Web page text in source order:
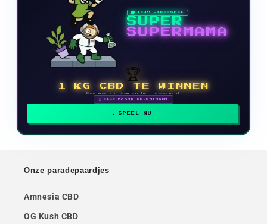
NIEUW VIDEOSPEL
SUPER
SUPERMAMA
🏆
1 KG CBD TE WINNEN
Doe mee en klim in het klassement
🗓 ELKE MAAND BELONINGEN
SPEEL NU
Onze paradepaardjes
Amnesia CBD
OG Kush CBD